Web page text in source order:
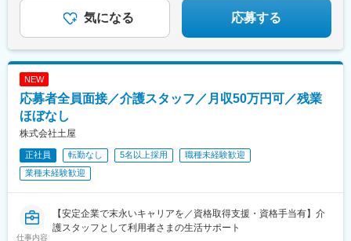
用会社負担等の移住支援あり（規定有）・U・Iターン転勤希望者
への1年間の支援あり（規定有）★江戸川・川崎・湘南・川越・香
川・徳島・青森にて新規事業所オープン！
気になる 応募する
NEW
応募者全員面接／介護スタッフ／月収50万円可／残業
ほぼなし
株式会社土屋
正社員 転勤なし 5名以上採用
職種未経験歓迎
業種未経験歓迎
仕事内容
【安定企業で末永いキャリアを／資格取得支援・資格手当有】介
護スタッフとして利用者さまの生活サポート